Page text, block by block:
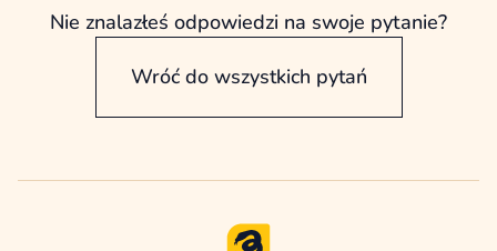
wtyczki wykorzystujemy tylko wtedy, gdy mają
wyraźne uzasadnienie biznesowe i techniczne.
Nie znalazłeś odpowiedzi na swoje pytanie?
Wróć do wszystkich pytań